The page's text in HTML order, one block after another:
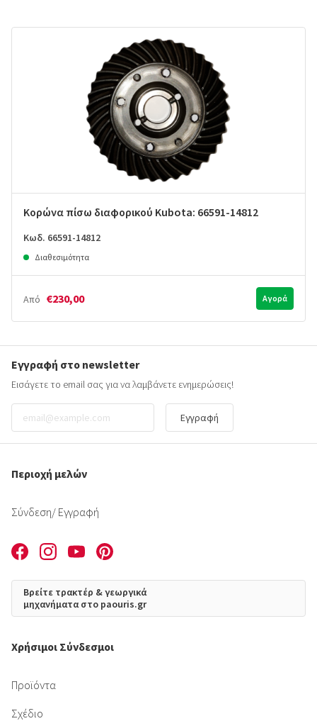
Κορώνα πίσω διαφορικού Kubota: 66591-14812
Κωδ. 66591-14812
Διαθεσιμότητα
Από €230,00 Αγορά
Εγγραφή στο newsletter
Εισάγετε το email σας για να λαμβάνετε ενημερώσεις!
Εγγραφή
Περιοχή μελών
Σύνδεση/ Εγγραφή
Βρείτε τρακτέρ & γεωργικά
μηχανήματα στο paouris.gr
Χρήσιμοι Σύνδεσμοι
Προϊόντα
Σχέδιο